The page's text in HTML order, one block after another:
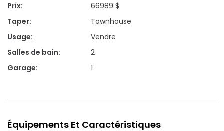
Prix:
66989 $
Taper:
Townhouse
Usage:
Vendre
Salles de bain:
2
Garage: 1
Équipements Et Caractéristiques